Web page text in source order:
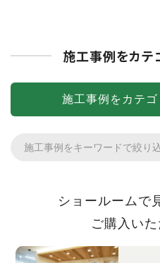
施工事例をカテ
施工事例をカテ
ショールームで
ご購入いた